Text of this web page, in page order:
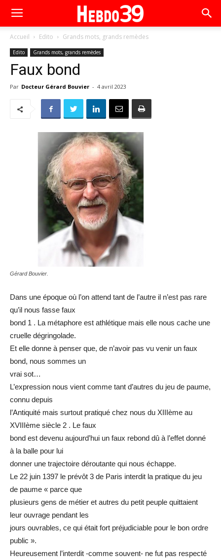
Accueil Edito Grands mots, grands remèdes
Edito Grands mots, grands remèdes
Faux bond
Par Docteur Gérard Bouvier - 4 avril 2023
Gérard Bouvier.
Dans une époque où l’on attend tant de l’autre il n’est pas rare
qu’il nous fasse faux
bond 1 . La métaphore est athlétique mais elle nous cache une
cruelle dégringolade.
Et elle donne à penser que, de n’avoir pas vu venir un faux
bond, nous sommes un
vrai sot…
L’expression nous vient comme tant d’autres du jeu de paume,
connu depuis
l’Antiquité mais surtout pratiqué chez nous du XIIIème au
XVIIIème siècle 2 . Le faux
bond est devenu aujourd’hui un faux rebond dû à l’effet donné
à la balle pour lui
donner une trajectoire déroutante qui nous échappe.
Le 22 juin 1397 le prévôt 3 de Paris interdit la pratique du jeu
de paume « parce que
plusieurs gens de métier et autres du petit peuple quittaient
leur ouvrage pendant les
jours ouvrables, ce qui était fort préjudiciable pour le bon ordre
public ».
Heureusement l’interdit -comme souvent- ne fut pas respecté